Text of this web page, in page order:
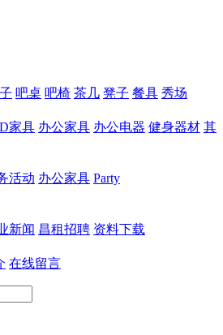
吧桌 吧椅 茶几 凳子 餐具 秀场
家具 办公家具 办公电器 健身器材 其
活动 办公家具 Party
新闻 昌租招聘 资料下载
在线留言